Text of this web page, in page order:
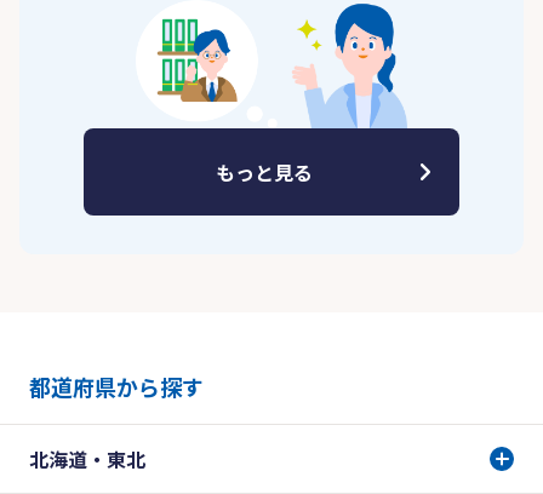
もっと見る
都道府県から探す
北海道・東北